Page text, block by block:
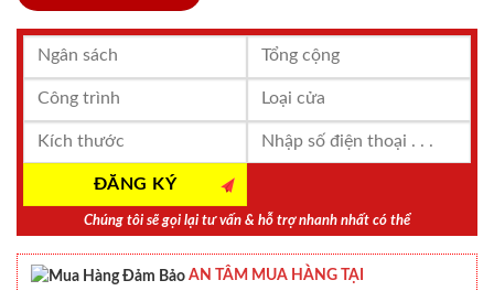
Chúng tôi sẽ gọi lại tư vấn & hỗ trợ nhanh nhất có thể
AN TÂM MUA HÀNG TẠI